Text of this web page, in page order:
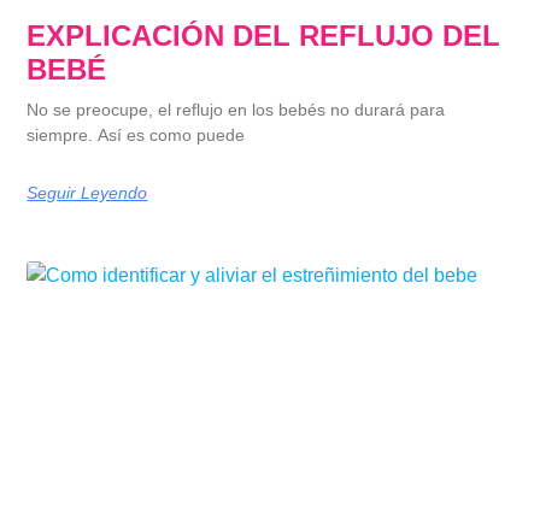
EXPLICACIÓN DEL REFLUJO DEL
BEBÉ
No se preocupe, el reflujo en los bebés no durará para
siempre. Así es como puede
Seguir Leyendo